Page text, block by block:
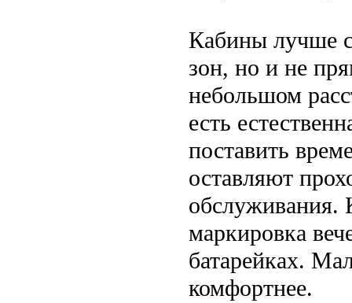
Кабины лучше
зон, но и не
небольшом
есть
поставить
оставляют
обслуживания.
маркировка
батарейках.
комфортнее.